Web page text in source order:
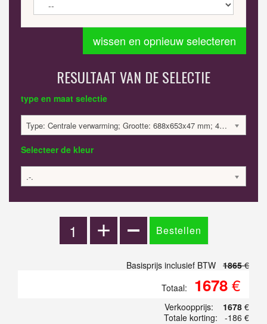
wissen en opnieuw selecteren
RESULTAAT VAN DE SELECTIE
type en maat selectie
Type: Centrale verwarming; Grootte: 688x653x47 mm; 434 Watt:; 1865.42 €
Selecteer de kleur
.-.
Basisprijs inclusief BTW 1865€
Totaal:
1678€
Verkoopprijs: 1678 €
Totale korting:
-186 €